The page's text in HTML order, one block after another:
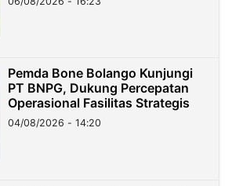
Pemda Bone Bolango Kunjungi
PT BNPG, Dukung Percepatan
Operasional Fasilitas Strategis
04/08/2026 - 14:20